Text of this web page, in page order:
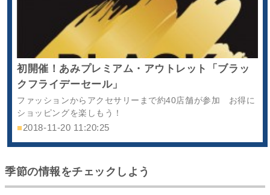
初開催！あみプレミアム・アウトレット「ブラッ
クフライデーセール」
ファッションからアクセサリーまで約40店舗が参加 お得に
ショッピングを楽しもう！
■2018-11-20 11:20:25
季節の情報をチェックしよう